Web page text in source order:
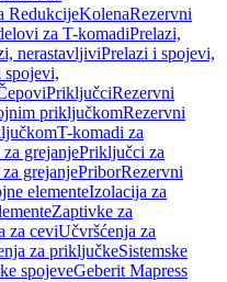
RedukcijeKolenaRezervni
za T-komadiPrelazi,
nerastavljiviPrelazi i spojevi,
spojevi,
PriključciRezervni
priključkomRezervni
T-komadi za
grejanjePriključci za
grejanjePriborRezervni
elementeIzolacija za
Zaptivke za
za ceviUčvršćenja za
za priključkeSistemske
spojeveGeberit Mapress